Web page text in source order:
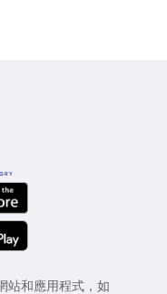
站和應用程式，如